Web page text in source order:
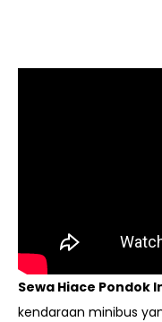
Sewa Hiace Pondok
kendaraan minibus